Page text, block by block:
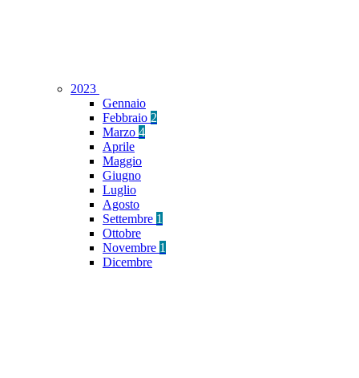
2023
Gennaio
Febbraio 2
Marzo 4
Aprile
Maggio
Giugno
Luglio
Agosto
Settembre 1
Ottobre
Novembre 1
Dicembre